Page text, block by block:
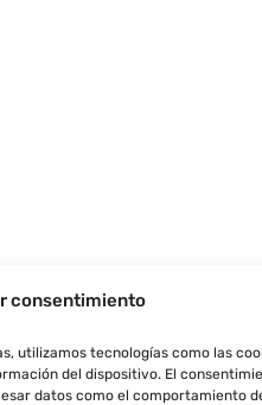
consentimiento
utilizamos tecnologías como las
del dispositivo. El
datos como el comportamiento